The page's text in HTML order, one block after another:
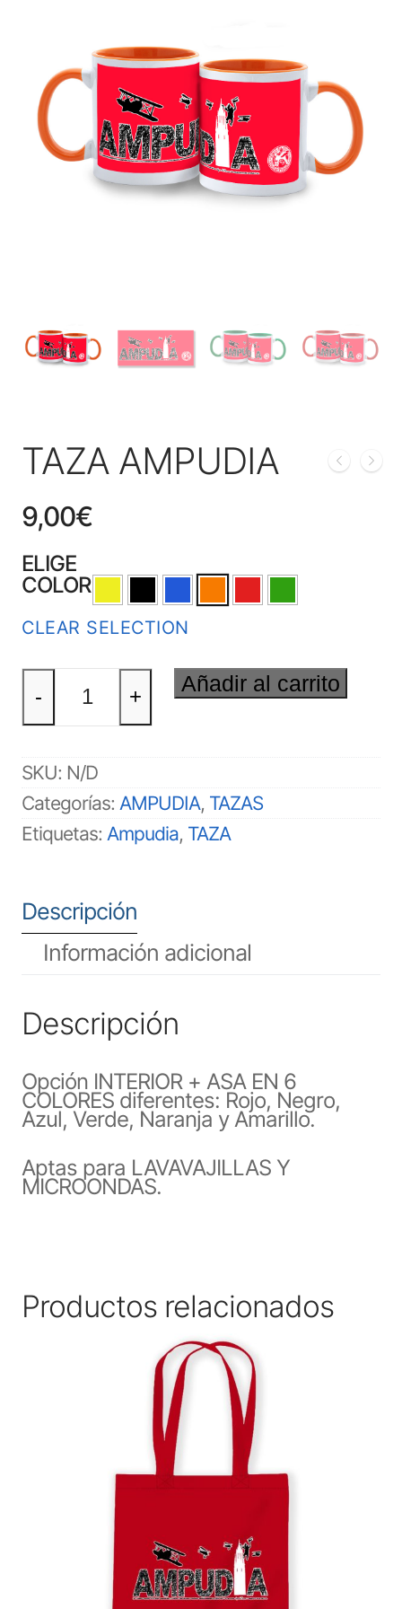
TAZA AMPUDIA
9,00€
ELIGE
COLOR
CLEAR SELECTION
TAZA
AMPUDIA
- +
Añadir al carrito
SKU: N/D
Categorías: AMPUDIA, TAZAS
Etiquetas: Ampudia, TAZA
Descripción
Información adicional
Descripción
Opción INTERIOR + ASA EN 6
COLORES diferentes: Rojo, Negro,
Azul, Verde, Naranja y Amarillo.
Aptas para LAVAVAJILLAS Y
MICROONDAS.
Productos relacionados